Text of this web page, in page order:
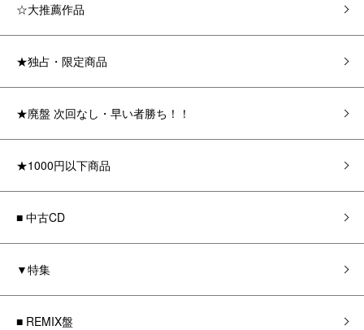
☆大推薦作品
★独占・限定商品
★廃盤 次回なし・早い者勝ち！！
★1000円以下商品
■ 中古CD
▼特集
■ REMIX盤